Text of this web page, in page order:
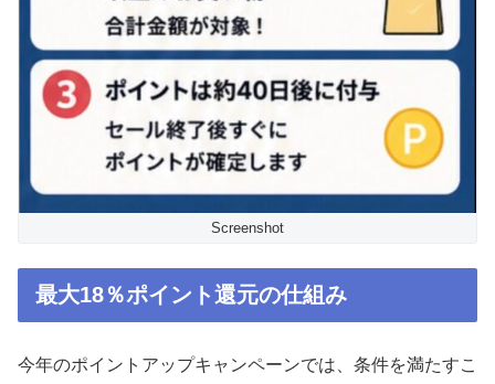
Screenshot
最大18％ポイント還元の仕組み
今年のポイントアップキャンペーンでは、条件を満たすこ